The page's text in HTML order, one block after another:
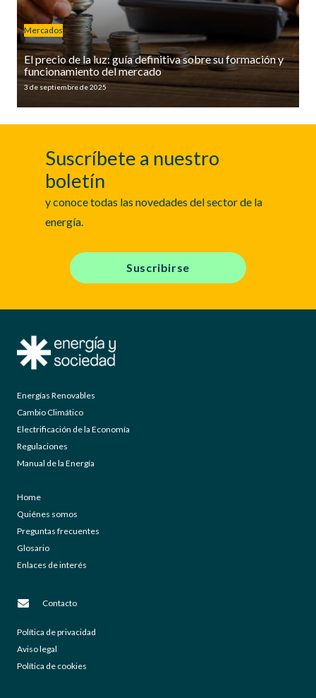
Mercados
El precio de la luz: guía definitiva sobre su formación y
funcionamiento del mercado
3 de septiembre de 2025
Suscríbete a nuestro
boletín
y conoce todas las novedades del sector de la
energía.
Suscribirse
Energías Renovables
Cambio Climático
Electrificación de la Economía
Regulaciones
Manual de la Energía
Home
Quiénes somos
Preguntas frecuentes
Glosario
Enlaces de interés
Contacto
Política de privacidad
Aviso legal
Política de cookies